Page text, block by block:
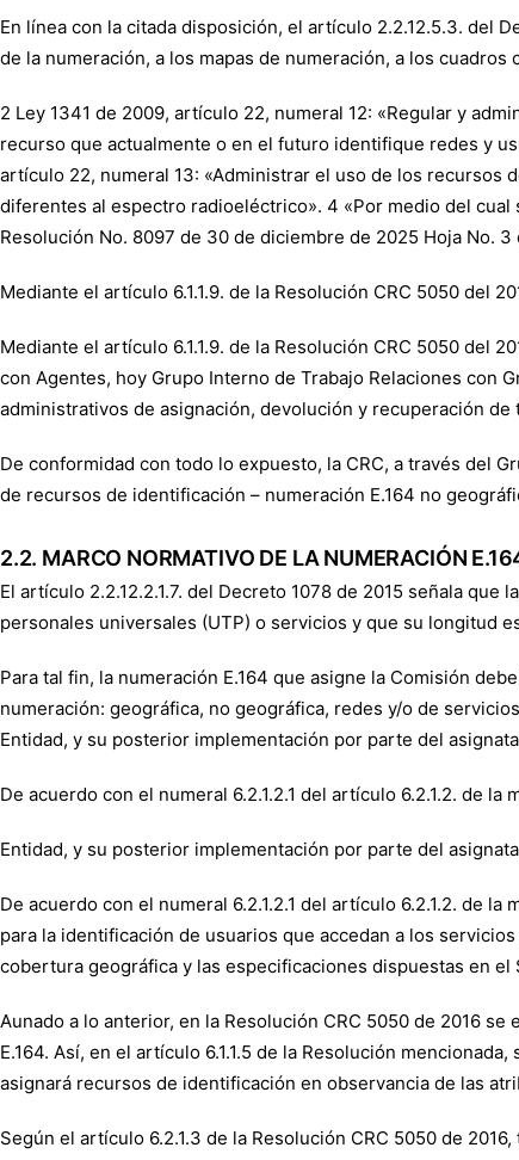
En línea con la citada disposición, el artículo 2.2.12.5.3. del
de la numeración, a los mapas de numeración, a los
2 Ley 1341 de 2009, artículo 22, numeral 12: «Regular y
recurso que actualmente o en el futuro identifique redes y
artículo 22, numeral 13: «Administrar el uso de los
diferentes al espectro radioeléctrico». 4 «Por medio del
Resolución No. 8097 de 30 de diciembre de 2025 Hoja No. 3
Mediante el artículo 6.1.1.9. de la Resolución CRC 5050 del
Mediante el artículo 6.1.1.9. de la Resolución CRC 5050 del
con Agentes, hoy Grupo Interno de Trabajo Relaciones con
administrativos de asignación, devolución y recuperación
De conformidad con todo lo expuesto, la CRC, a través del
de recursos de identificación – numeración E.164 no
2.2. MARCO NORMATIVO DE LA NUMERACIÓN
El artículo 2.2.12.2.1.7. del Decreto 1078 de 2015 señala
personales universales (UTP) o servicios y que su longitud
Para tal fin, la numeración E.164 que asigne la Comisión
numeración: geográfica, no geográfica, redes y/o de
Entidad, y su posterior implementación por parte del
De acuerdo con el numeral 6.2.1.2.1 del artículo 6.2.1.2. de la
Entidad, y su posterior implementación por parte del
De acuerdo con el numeral 6.2.1.2.1 del artículo 6.2.1.2. de
para la identificación de usuarios que accedan a los
cobertura geográfica y las especificaciones dispuestas en
Aunado a lo anterior, en la Resolución CRC 5050 de 2016
E.164. Así, en el artículo 6.1.1.5 de la Resolución
asignará recursos de identificación en observancia de las
Según el artículo 6.2.1.3 de la Resolución CRC 5050 de